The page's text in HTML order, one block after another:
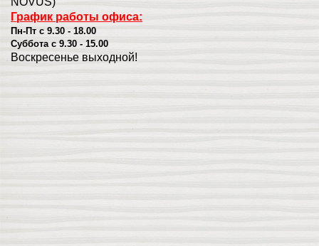
График работы офиса:
Пн-Пт с 9.30 - 18.00
Суббота с 9.30 - 15.00
Воскресенье выходной!